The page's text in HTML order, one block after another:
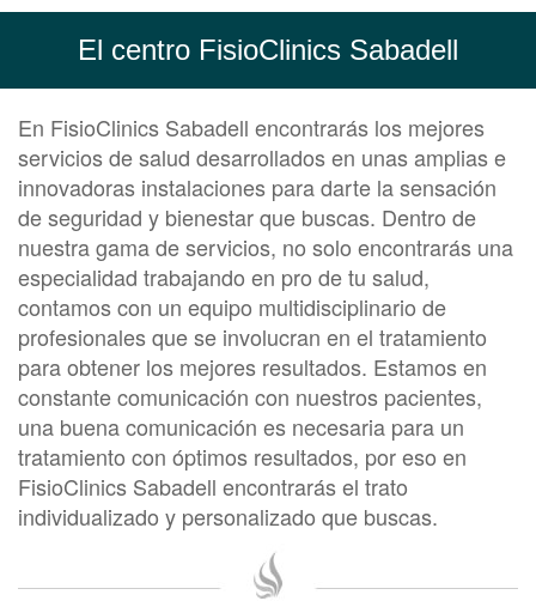
El centro FisioClinics Sabadell
En FisioClinics Sabadell encontrarás los mejores
servicios de salud desarrollados en unas amplias e
innovadoras instalaciones para darte la sensación
de seguridad y bienestar que buscas. Dentro de
nuestra gama de servicios, no solo encontrarás una
especialidad trabajando en pro de tu salud,
contamos con un equipo multidisciplinario de
profesionales que se involucran en el tratamiento
para obtener los mejores resultados. Estamos en
constante comunicación con nuestros pacientes,
una buena comunicación es necesaria para un
tratamiento con óptimos resultados, por eso en
FisioClinics Sabadell encontrarás el trato
individualizado y personalizado que buscas.